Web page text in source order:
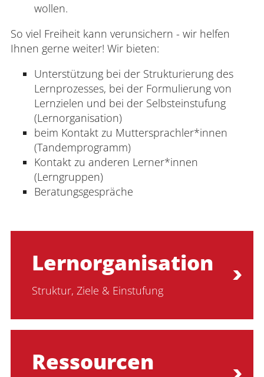
wollen.
So viel Freiheit kann verunsichern - wir helfen
Ihnen gerne weiter! Wir bieten:
Unterstützung bei der Strukturierung des
Lernprozesses, bei der Formulierung von
Lernzielen und bei der Selbsteinstufung
(Lernorganisation)
beim Kontakt zu Muttersprachler*innen
(Tandemprogramm)
Kontakt zu anderen Lerner*innen
(Lerngruppen)
Beratungsgespräche
Lernorganisation
Struktur, Ziele & Einstufung
Ressourcen